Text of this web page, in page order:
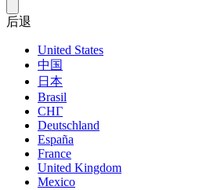
后退
United States
中国
日本
Brasil
СНГ
Deutschland
España
France
United Kingdom
Mexico